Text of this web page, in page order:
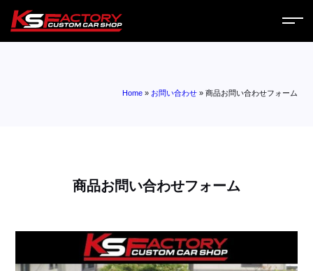
Home » お問い合わせ »商品お問い合わせフォーム
商品お問い合わせフォーム